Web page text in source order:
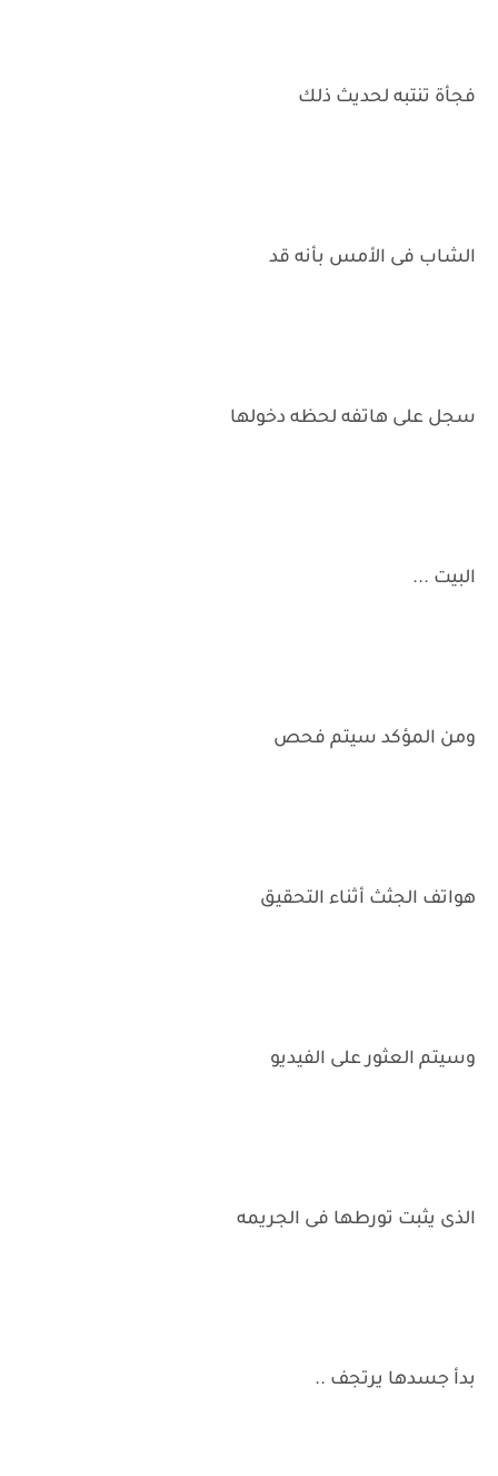
فجأة تنتبه لحديث ذلك
الشاب فى الأمس بأنه قد
سجل على هاتفه لحظه دخولها
البيت ...
ومن المؤكد سيتم فحص
هواتف الجثث أثناء التحقيق
وسيتم العثور على الفيديو
الذى يثبت تورطها فى الجريمه
بدأ جسدها يرتجف ..